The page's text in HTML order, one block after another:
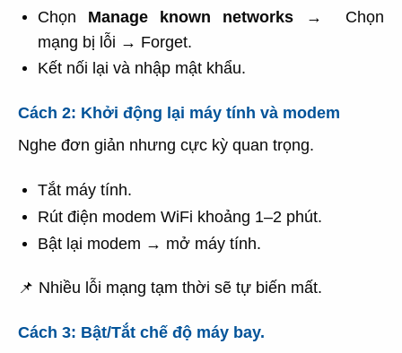
Chọn Manage known networks → Chọn
mạng bị lỗi → Forget.
Kết nối lại và nhập mật khẩu.
Cách 2: Khởi động lại máy tính và modem
Nghe đơn giản nhưng cực kỳ quan trọng.
Tắt máy tính.
Rút điện modem WiFi khoảng 1–2 phút.
Bật lại modem → mở máy tính.
📌 Nhiều lỗi mạng tạm thời sẽ tự biến mất.
Cách 3: Bật/Tắt chế độ máy bay.